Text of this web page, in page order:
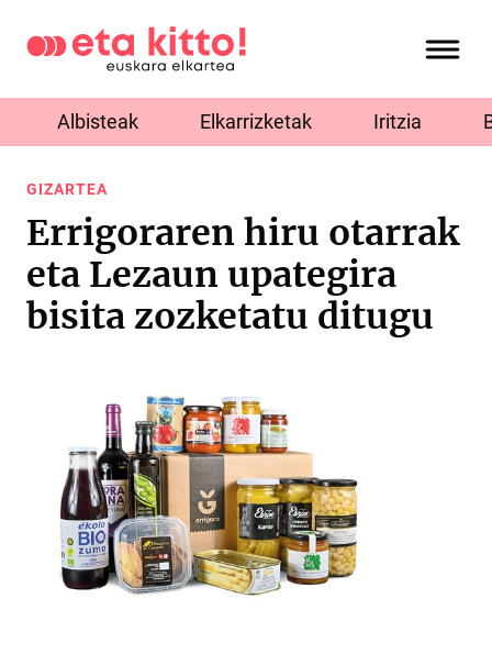
Albisteak Elkarrizketak Iritzia
GIZARTEA
Errigoraren hiru otarrak
eta Lezaun upategira
bisita zozketatu ditugu